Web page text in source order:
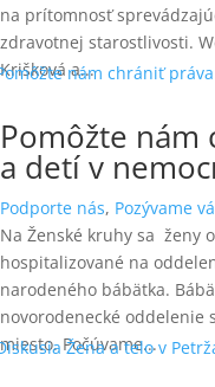
na prítomnosť
zdravotnej starostlivosti.
Krišková a...
Pomôžte nám
a detí v
Podporte nás, Pozývame
Na Ženské kruhy sa ženy
hospitalizované na
narodeného bábätka.
novorodenecké oddelenie
miesto. Počúvame...